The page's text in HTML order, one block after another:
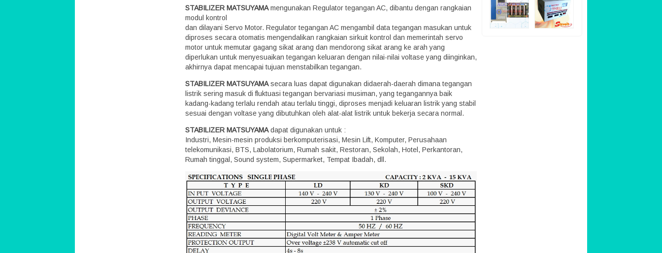
STABILIZER MATSUYAMAmengunakan Regulator tegangan AC, dibantu dengan rangkaian
modul kontrol
dan dilayani Servo Motor. Regulator tegangan AC mengambil data tegangan masukan untuk
diproses secara otomatis mengendalikan rangkaian sirkuit kontrol dan memerintah servo
motor untuk memutar gagang sikat arang dan mendorong sikat arang ke arah yang
diperlukan untuk menyesuaikan tegangan keluaran dengan nilai-nilai voltase yang diinginkan,
akhirnya dapat mencapai tujuan menstabilkan tegangan.
STABILIZER MATSUYAMAsecara luas dapat digunakan didaerah-daerah dimana tegangan
listrik sering masuk di fluktuasi tegangan bervariasi musiman, yang tegangannya baik
kadang-kadang terlalu rendah atau terlalu tinggi, diproses menjadi keluaran listrik yang stabil
sesuai dengan voltase yang dibutuhkan oleh alat-alat listrik untuk bekerja secara normal.
STABILIZER MATSUYAMAdapat digunakan untuk :
Industri, Mesin-mesin produksi berkomputerisasi, Mesin Lift, Komputer, Perusahaan
telekomunikasi, BTS, Labolatorium, Rumah sakit, Restoran, Sekolah, Hotel, Perkantoran,
Rumah tinggal, Sound system, Supermarket, Tempat Ibadah, dll.